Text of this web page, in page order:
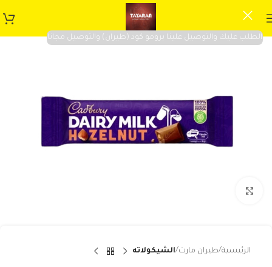
الطلب عليك والتوصيل علينا برومو كود (طيران) والتوصيل مجانا
الرئيسية طيران مارت الشيكولاته